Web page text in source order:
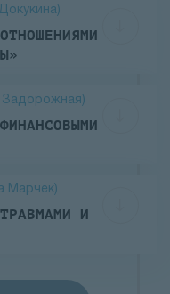
Задорожная)
Марчек)
И